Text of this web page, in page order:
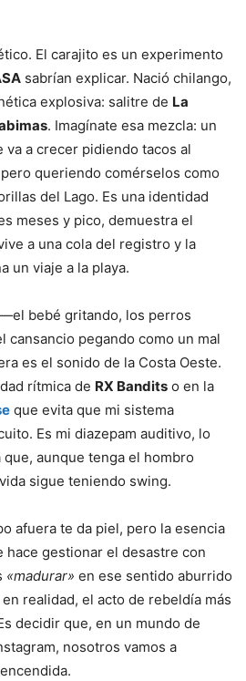
El carajito es un experimento
sabrían explicar. Nació chilango,
explosiva: salitre de La
. Imagínate esa mezcla: un
va a crecer pidiendo tacos al
queriendo comérselos como
del Lago. Es una identidad
meses y pico, demuestra el
a una cola del registro y la
un viaje a la playa.
bebé gritando, los perros
cansancio pegando como un mal
es el sonido de la Costa Oeste.
rítmica de RX Bandits o en la
que evita que mi sistema
Es mi diazepam auditivo, lo
aunque tenga el hombro
sigue teniendo swing.
afuera te da piel, pero la esencia
hace gestionar el desastre con
«madurar» en ese sentido aburrido
realidad, el acto de rebeldía más
decidir que, en un mundo de
nosotros vamos a